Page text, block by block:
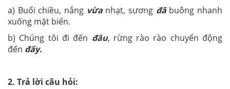
a) Buổi chiều, nắng vừanhạt, sương đãbuông nhanh
xuống mặt biển.
b) Chúng tôi đi đến đâu, rừng rào rào chuyển động
đến đấy.
2. Trả lời câu hỏi: